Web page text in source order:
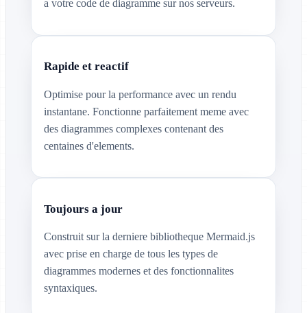
a votre code de diagramme sur nos serveurs.
Rapide et reactif
Optimise pour la performance avec un rendu
instantane. Fonctionne parfaitement meme avec
des diagrammes complexes contenant des
centaines d'elements.
Toujours a jour
Construit sur la derniere bibliotheque Mermaid.js
avec prise en charge de tous les types de
diagrammes modernes et des fonctionnalites
syntaxiques.